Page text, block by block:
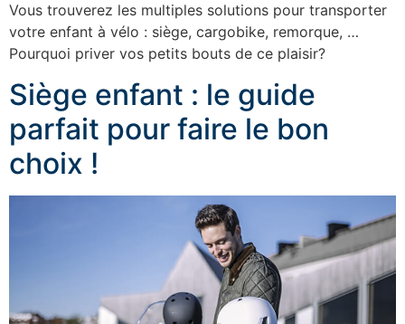
Vous trouverez les multiples solutions pour transporter
votre enfant à vélo : siège, cargobike, remorque, …
Pourquoi priver vos petits bouts de ce plaisir?
Siège enfant : le guide
parfait pour faire le bon
choix !